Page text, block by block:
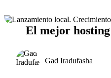
El mejor
Gad Iradufasha